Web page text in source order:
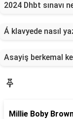
2024 Dhbt sınavı
Á klavyede nasıl
Asayiş berkemal
Millie Boby